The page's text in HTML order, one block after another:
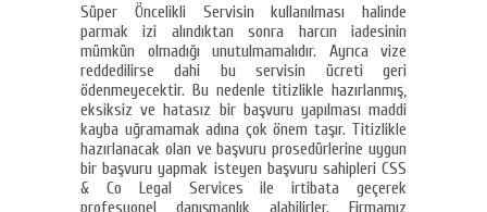
Süper Öncelikli Servisin kullanılması halinde
parmak izi alındıktan sonra harcın iadesinin
mümkün olmadığı unutulmamalıdır. Ayrıca vize
reddedilirse dahi bu servisin ücreti geri
ödenmeyecektir. Bu nedenle titizlikle hazırlanmış,
eksiksiz ve hatasız bir başvuru yapılması maddi
kayba uğramamak adına çok önem taşır. Titizlikle
hazırlanacak olan ve başvuru prosedürlerine uygun
bir başvuru yapmak isteyen başvuru sahipleri CSS
& Co Legal Services ile irtibata geçerek
profesyonel danışmanlık alabilirler. Firmamız